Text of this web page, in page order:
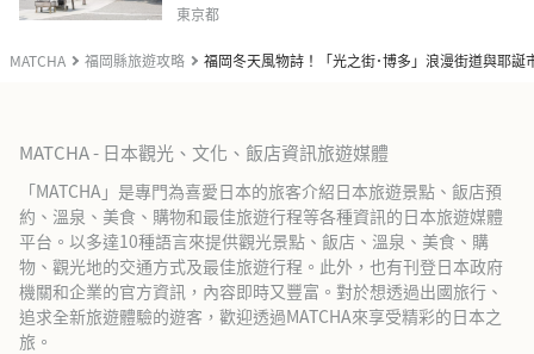
MATCHA 福岡縣旅遊攻略 福岡冬天風物詩！「光之街･博多」浪漫街道與耶誕
東京都
MATCHA - 日本觀光、文化、飯店資訊旅遊媒體
「MATCHA」是專門為喜愛日本的旅客介紹日本旅遊景點、飯店預
約、溫泉、美食、購物和最佳旅遊行程等各種資訊的日本旅遊媒體
平台。以多達10種語言來提供觀光景點、飯店、溫泉、美食、購
物、觀光地的交通方式及最佳旅遊行程。此外，也有刊登日本政府
機關和企業的官方資訊，內容即時又豐富。對於想透過出國旅行、
追求全新旅遊體驗的遊客，歡迎透過MATCHA來享受精彩的日本之
旅。